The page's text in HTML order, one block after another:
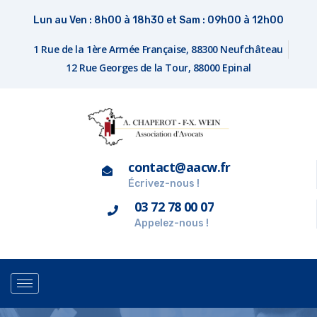
Lun au Ven : 8h00 à 18h30 et Sam : 09h00 à 12h00
1 Rue de la 1ère Armée Française, 88300 Neufchâteau
12 Rue Georges de la Tour, 88000 Epinal
contact@aacw.fr
Écrivez-nous !
03 72 78 00 07
Appelez-nous !